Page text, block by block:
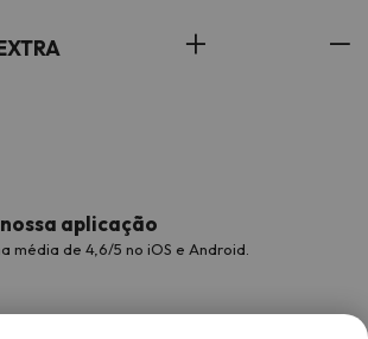
aplicação
média de 4,6/5 no iOS e Android.